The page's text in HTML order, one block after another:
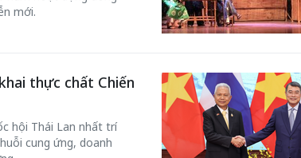
mới.
thực chất Chiến
hội Thái Lan nhất trí
cung ứng, doanh